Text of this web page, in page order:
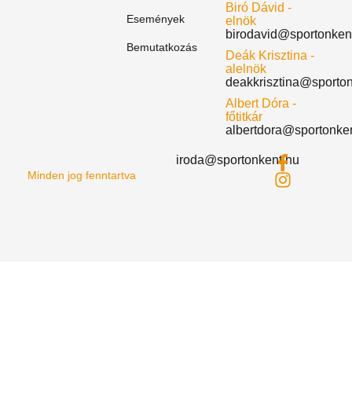
Események
Bemutatkozás
Biró Dávid -
elnök
Deák Krisztina -
alelnök
Albert Dóra -
főtitkár
Minden jog fenntartva
iroda@sportonkent.hu